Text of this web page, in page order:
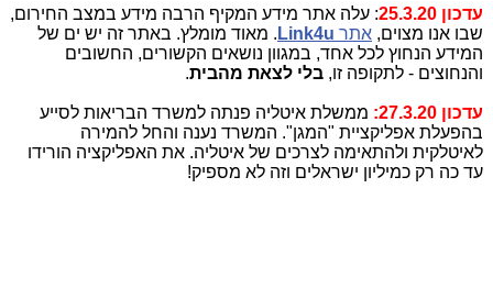
עדכון 25.3.20
: עלה אתר מידע המקיף הרבה מידע במצב החירום,
שבו אנו מצוים, אתר Link4u . מאוד מומלץ. באתר זה יש ים של
המידע הנחוץ לכל אחד, במגוון נושאים הקשורים, החשובים
והנחוצים - לתקופה זו, בלי לצאת מהבית.
עדכון 27.3.20:
ממשלת איטליה פנתה למשרד הבריאות לסייע
בהפעלת אפליקציית "המגן". המשרד נענה והחל להמירה
לאיטלקית ולהתאימה לצרכים של איטליה. את האפליקציה הורידו
עד כה רק כמיליון ישראלים וזה לא מספיק!